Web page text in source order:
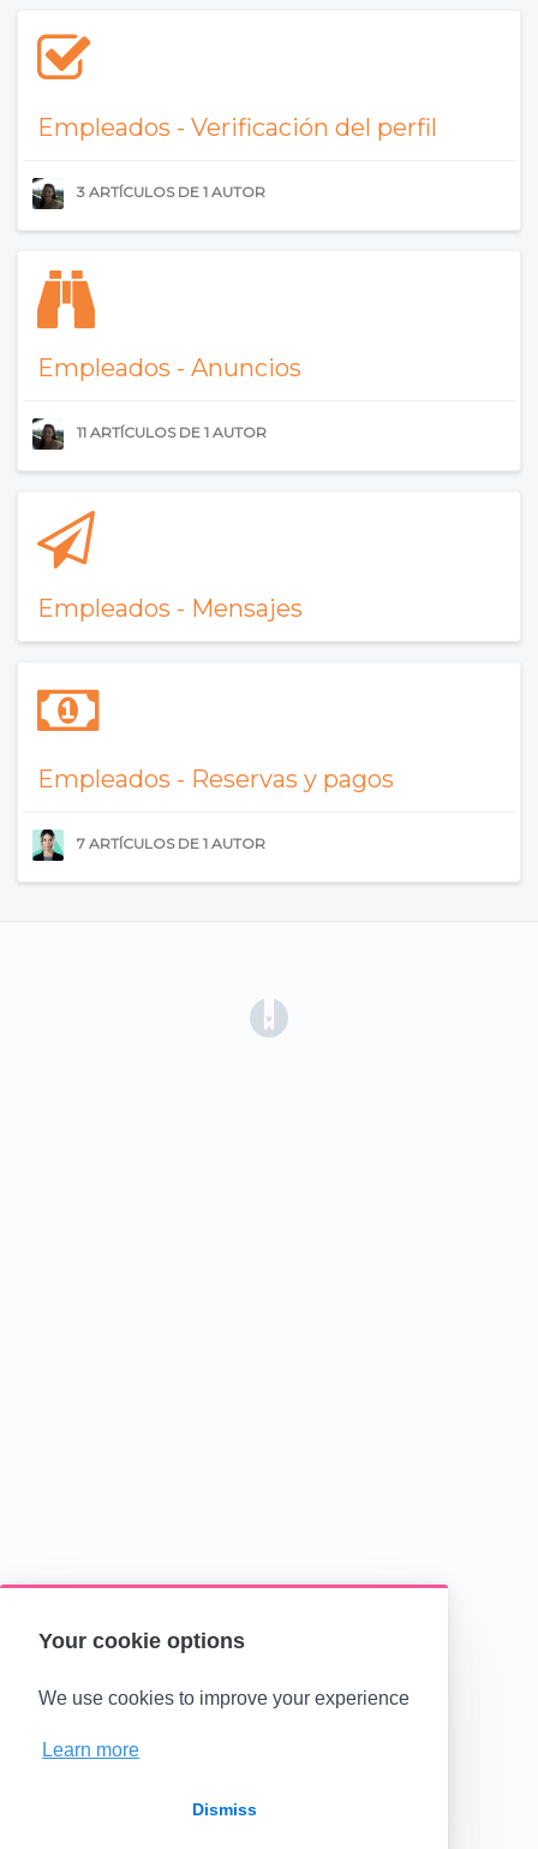
Your cookie options
We use cookies to improve your experience
Learn more
Dismiss
Empleados - Verificación del perfil
3 ARTÍCULOS DE 1 AUTOR
Empleados - Anuncios
11 ARTÍCULOS DE 1 AUTOR
Empleados - Mensajes
Empleados - Reservas y pagos
7 ARTÍCULOS DE 1 AUTOR